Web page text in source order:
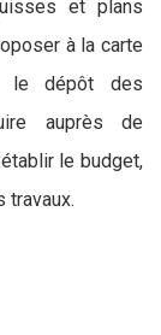
et plans
à la carte
le dépôt des
auprès de
le budget,
travaux.